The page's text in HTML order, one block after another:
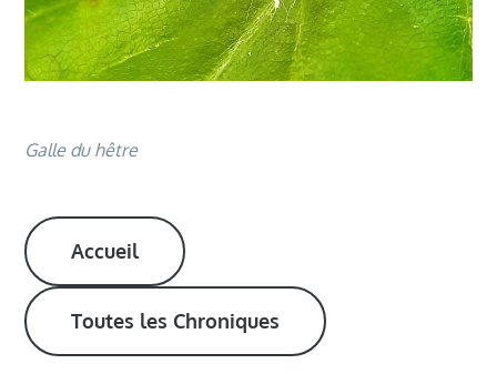
Galle du hêtre
Accueil
Toutes les Chroniques